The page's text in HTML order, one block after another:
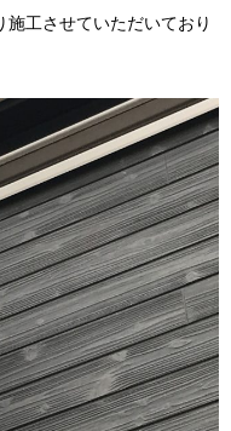
施工させていただいており